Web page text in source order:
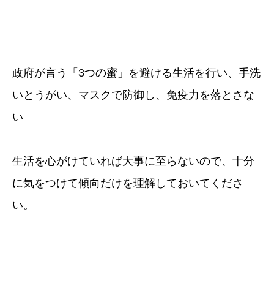
政府が言う「3つの蜜」を避ける生活を行い、手洗
いとうがい、マスクで防御し、免疫力を落とさな
い
生活を心がけていれば大事に至らないので、十分
に気をつけて傾向だけを理解しておいてくださ
い。